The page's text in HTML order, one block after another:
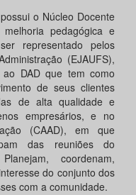
o Núcleo Docente
pedagógica e
representado pelos
(EJAUFS),
DAD que tem como
de seus clientes
de alta qualidade e
empresários, e no
(CAAD), em que
das reuniões do
coordenam,
do conjunto dos
com a comunidade.